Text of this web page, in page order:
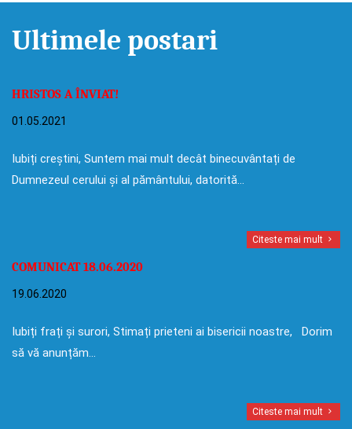
Ultimele postari
HRISTOS A ÎNVIAT!
01.05.2021
Iubiți creștini, Suntem mai mult decât binecuvântați de
Dumnezeul cerului și al pământului, datorită…
Citeste mai mult
COMUNICAT 18.06.2020
19.06.2020
Iubiți frați și surori, Stimați prieteni ai bisericii noastre, Dorim
să vă anunțăm…
Citeste mai mult